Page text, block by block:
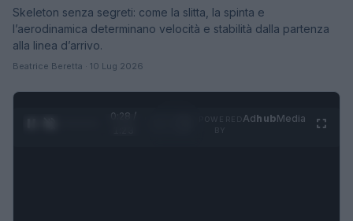
Skeleton senza segreti: come la slitta, la spinta e
l’aerodinamica determinano velocità e stabilità dalla partenza
alla linea d’arrivo.
Beatrice Beretta · 10 Lug 2026
0:28 /
AdhubMedia